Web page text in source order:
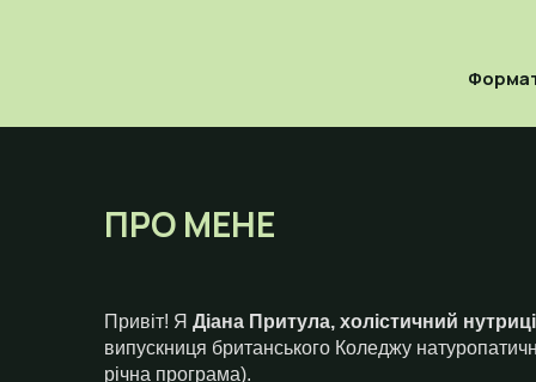
ПРО МЕНЕ
Привіт! Я Діана Притула, холістичний
випускниця британського Коледжу
річна програма).